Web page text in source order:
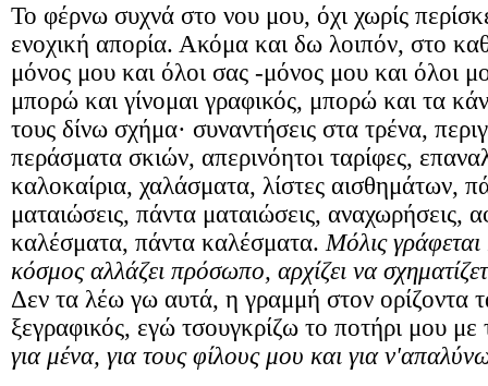
Το φέρνω συχνά στο νου μου, όχι χωρίς
ενοχική απορία. Ακόμα και δω λοιπόν, στο
μόνος μου και όλοι σας -μόνος μου και όλοι
μπορώ και γίνομαι γραφικός, μπορώ και τα
τους δίνω σχήμα· συναντήσεις στα τρένα,
περάσματα σκιών, απερινόητοι ταρίφες,
καλοκαίρια, χαλάσματα, λίστες αισθημάτων,
ματαιώσεις, πάντα ματαιώσεις, αναχωρήσεις,
καλέσματα, πάντα καλέσματα. Μόλις
κόσμος αλλάζει πρόσωπο, αρχίζει να
Δεν τα λέω γω αυτά, η γραμμή στον ορίζοντα
ξεγραφικός, εγώ τσουγκρίζω το ποτήρι μου
για μένα, για τους φίλους μου και για